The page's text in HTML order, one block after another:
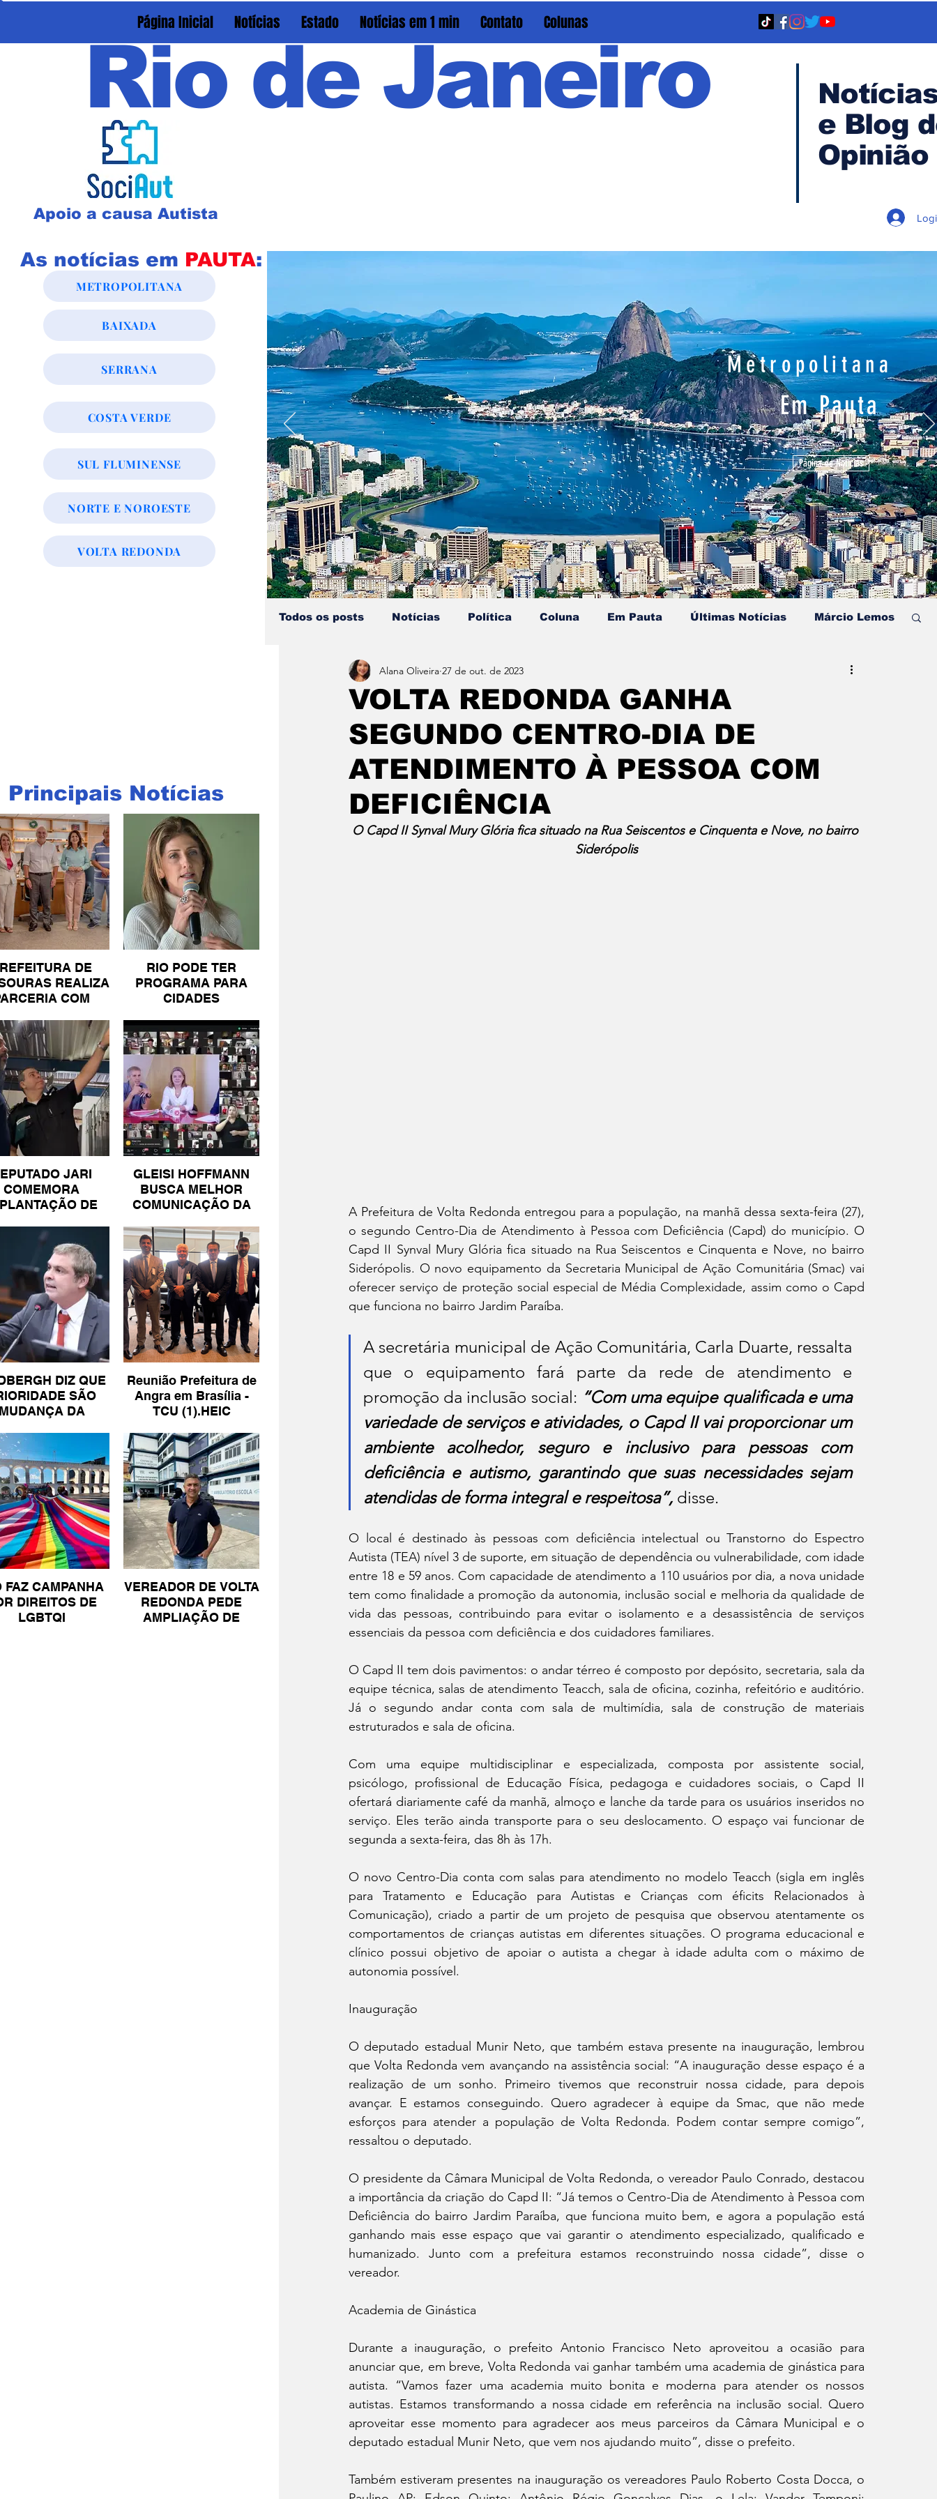
Página Inicial Notícias Estado Notícias em 1 min Contato Colunas
Rio de Janeiro
Apoio a causa Autista
e Blog
Opinião
As notícias em PAUTA:
METROPOLITANA
BAIXADA
SERRANA
COSTA VERDE
SUL FLUMINENSE
NORTE E NOROESTE
VOLTA REDONDA
Principais Notícias
DE
REALIZA
COM
RIO PODE TER
PROGRAMA PARA
CIDADES
JARI
COMEMORA
DE
GLEISI HOFFMANN
BUSCA MELHOR
COMUNICAÇÃO DA
DIZ QUE
SÃO
DA
DE IR
Reunião Prefeitura de
Angra em Brasília -
TCU (1).HEIC
FAZ CAMPANHA
DIREITOS DE
LGBTQI
VEREADOR DE VOLTA
REDONDA PEDE
AMPLIAÇÃO DE
Todos os posts Notícias Política Coluna Em Pauta Últimas Notícias Márcio Lemos
Estado do Rio Notícias em 1 min
Dois cafés e a conta Angra dos Reis Barra do Piraí Barra Mansa
VOLTA REDONDA GANHA
SEGUNDO CENTRO-DIA DE
ATENDIMENTO À PESSOA COM
DEFICIÊNCIA
Alana Oliveira 27 de out. de 2023
O Capd II Synval Mury Glória fica situado na Rua Seiscentos e Cinquenta e Nove, no bairro
Siderópolis
A Prefeitura de Volta Redonda entregou para a população, na manhã dessa sexta-feira (27),
o segundo Centro-Dia de Atendimento à Pessoa com Deficiência (Capd) do município. O
Capd II Synval Mury Glória fica situado na Rua Seiscentos e Cinquenta e Nove, no bairro
Siderópolis. O novo equipamento da Secretaria Municipal de Ação Comunitária (Smac) vai
oferecer serviço de proteção social especial de Média Complexidade, assim como o Capd
que funciona no bairro Jardim Paraíba.
A secretária municipal de Ação Comunitária, Carla Duarte, ressalta
que o equipamento fará parte da rede de atendimento e
promoção da inclusão social: “Com uma equipe qualificada e uma
variedade de serviços e atividades, o Capd II vai proporcionar um
ambiente acolhedor, seguro e inclusivo para pessoas com
deficiência e autismo, garantindo que suas necessidades sejam
atendidas de forma integral e respeitosa”, disse.
O local é destinado às pessoas com deficiência intelectual ou Transtorno do Espectro
Autista (TEA) nível 3 de suporte, em situação de dependência ou vulnerabilidade, com idade
entre 18 e 59 anos. Com capacidade de atendimento a 110 usuários por dia, a nova unidade
tem como finalidade a promoção da autonomia, inclusão social e melhoria da qualidade de
vida das pessoas, contribuindo para evitar o isolamento e a desassistência de serviços
essenciais da pessoa com deficiência e dos cuidadores familiares.
O Capd II tem dois pavimentos: o andar térreo é composto por depósito, secretaria, sala da
equipe técnica, salas de atendimento Teacch, sala de oficina, cozinha, refeitório e auditório.
Já o segundo andar conta com sala de multimídia, sala de construção de materiais
estruturados e sala de oficina.
Com uma equipe multidisciplinar e especializada, composta por assistente social,
psicólogo, profissional de Educação Física, pedagoga e cuidadores sociais, o Capd II
ofertará diariamente café da manhã, almoço e lanche da tarde para os usuários inseridos no
serviço. Eles terão ainda transporte para o seu deslocamento. O espaço vai funcionar de
segunda a sexta-feira, das 8h às 17h.
O novo Centro-Dia conta com salas para atendimento no modelo Teacch (sigla em inglês
para Tratamento e Educação para Autistas e Crianças com éficits Relacionados à
Comunicação), criado a partir de um projeto de pesquisa que observou atentamente os
comportamentos de crianças autistas em diferentes situações. O programa educacional e
clínico possui objetivo de apoiar o autista a chegar à idade adulta com o máximo de
autonomia possível.
Inauguração
O deputado estadual Munir Neto, que também estava presente na inauguração, lembrou
que Volta Redonda vem avançando na assistência social: “A inauguração desse espaço é a
realização de um sonho. Primeiro tivemos que reconstruir nossa cidade, para depois
avançar. E estamos conseguindo. Quero agradecer à equipe da Smac, que não mede
esforços para atender a população de Volta Redonda. Podem contar sempre comigo”,
ressaltou o deputado.
O presidente da Câmara Municipal de Volta Redonda, o vereador Paulo Conrado, destacou
a importância da criação do Capd II: “Já temos o Centro-Dia de Atendimento à Pessoa com
Deficiência do bairro Jardim Paraíba, que funciona muito bem, e agora a população está
ganhando mais esse espaço que vai garantir o atendimento especializado, qualificado e
humanizado. Junto com a prefeitura estamos reconstruindo nossa cidade”, disse o
vereador.
Academia de Ginástica
Durante a inauguração, o prefeito Antonio Francisco Neto aproveitou a ocasião para
anunciar que, em breve, Volta Redonda vai ganhar também uma academia de ginástica para
autista. “Vamos fazer uma academia muito bonita e moderna para atender os nossos
autistas. Estamos transformando a nossa cidade em referência na inclusão social. Quero
aproveitar esse momento para agradecer aos meus parceiros da Câmara Municipal e o
deputado estadual Munir Neto, que vem nos ajudando muito”, disse o prefeito.
Também estiveram presentes na inauguração os vereadores Paulo Roberto Costa Docca, o
Metropolitana
Em Pauta
Página de Notícias